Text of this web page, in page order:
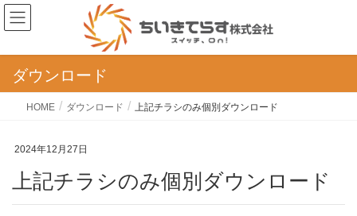
ダウンロード
HOME ダウンロード 上記チラシのみ個別ダウンロード
2024年12月27日
上記チラシのみ個別ダウンロード